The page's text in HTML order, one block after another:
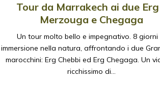
Tour da Marrakech ai due Erg
Merzouga e Chegaga
Un tour molto bello e impegnativo. 8 giorni
immersione nella natura, affrontando i due
marocchini: Erg Chebbi ed Erg Chegaga. Un
ricchissimo di…